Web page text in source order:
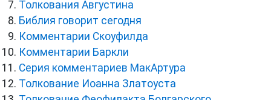
Толкования Августина
Библия говорит сегодня
Комментарии Скоуфилда
Комментарии Баркли
Серия комментариев МакАртура
Толкование Иоанна Златоуста